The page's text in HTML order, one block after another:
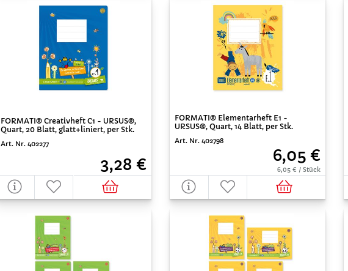
FORMATI® Creativheft C1 - URSUS®,
Quart, 20 Blatt, glatt+liniert, per Stk.
Art. Nr. 402277
3,28 €
FORMATI® Elementarheft E1 -
URSUS®, Quart, 14 Blatt, per Stk.
Art. Nr. 402798
6,05 €
6,05 € / Stück